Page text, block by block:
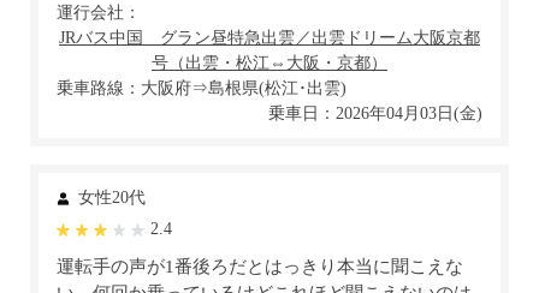
運行会社：
乗車路線：大阪府⇒島根県(松江･出雲)
乗車日：2026年04月03日(金)
女性20代
2.4
運転手の声が1番後ろだとはっきり本当に聞こえな